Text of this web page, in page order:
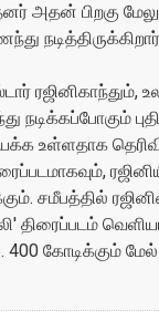
அதன் பிறகு
ரஜினிகாந்தும்,
உள்ளதாக
சமீபத்தில்
திரைப்படம்
400 கோடிக்கும்